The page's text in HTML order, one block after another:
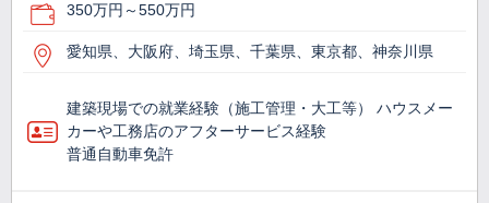
350万円～550万円
愛知県、大阪府、埼玉県、千葉県、東京都、神奈川県
建築現場での就業経験（施工管理・大工等） ハウスメー
カーや工務店のアフターサービス経験
普通自動車免許